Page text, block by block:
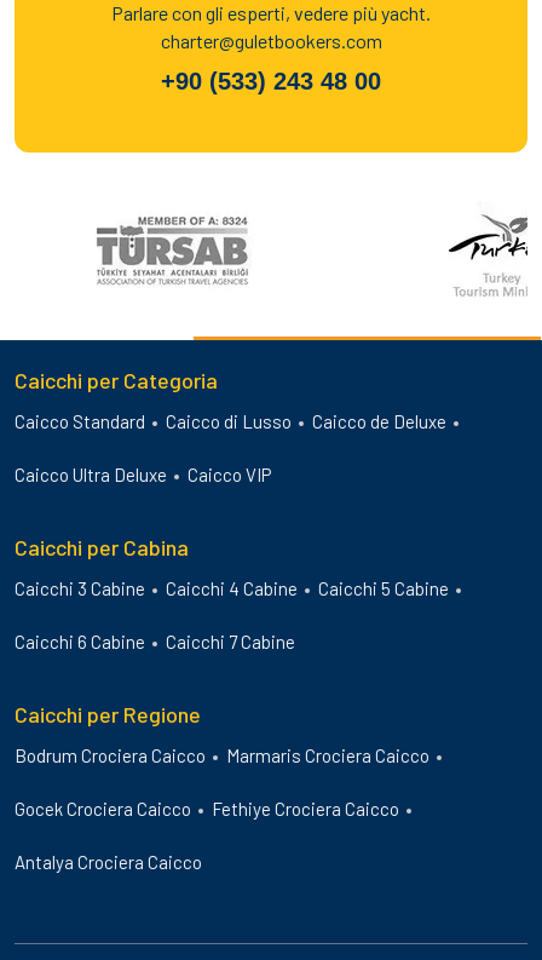
Parlare con gli esperti, vedere più yacht.
charter@guletbookers.com
+90 (533) 243 48 00
Caicchi per Categoria
Caicco Standard Caicco di Lusso Caicco de Deluxe
Caicco Ultra Deluxe Caicco VIP
Caicchi per Cabina
Caicchi 3 Cabine Caicchi 4 Cabine Caicchi 5 Cabine
Caicchi 6 Cabine Caicchi 7 Cabine
Caicchi per Regione
Bodrum Crociera Caicco Marmaris Crociera Caicco
Gocek Crociera Caicco Fethiye Crociera Caicco
Antalya Crociera Caicco